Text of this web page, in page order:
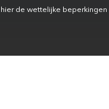
de wettelijke beperkingen